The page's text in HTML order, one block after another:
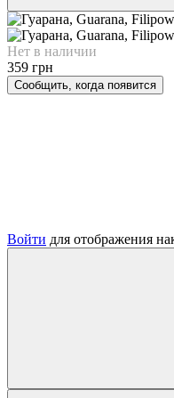
Нет в наличии
359 грн
Сообщить, когда появится
Войти для отображения